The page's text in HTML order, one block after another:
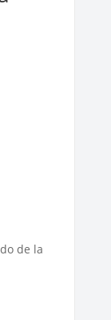
de la